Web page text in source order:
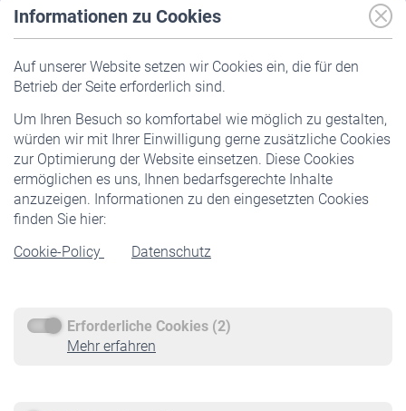
Informationen zu Cookies
Auf unserer Website setzen wir Cookies ein, die für den
Betrieb der Seite erforderlich sind.
Um Ihren Besuch so komfortabel wie möglich zu gestalten,
würden wir mit Ihrer Einwilligung gerne zusätzliche Cookies
zur Optimierung der Website einsetzen. Diese Cookies
ermöglichen es uns, Ihnen bedarfsgerechte Inhalte
anzuzeigen. Informationen zu den eingesetzten Cookies
finden Sie hier:
Cookie-Policy
Datenschutz
Erforderliche Cookies (2)
Mehr erfahren
Pflichtversicherung
Staatliche Förderung
Veranstaltungen
Rentner
Rentenbeginn
Rente beantragen
Service
Informationen